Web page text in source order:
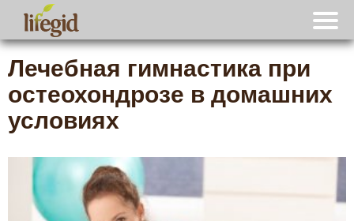
Лечебная гимнастика при
остеохондрозе в домашних
условиях